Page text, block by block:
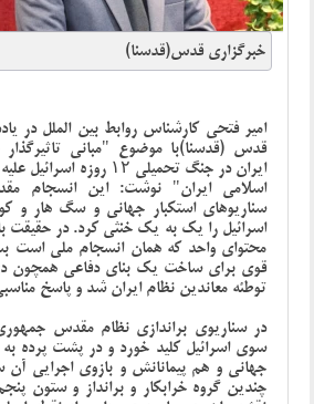
خبرگزاری قدس(قدسنا)
امیر فتحی کارشناس روابط بین الملل در
قدس (قدسنا)با موضوع "مبانی
ایران در جنگ تحمیلی ۱۲
اسلامی ایران" نوشت: این انسجام
سناریوهای استکبار جهانی و سگ هار و
اسرائیل را یک به یک خنثی کرد. در حقیقت
محتوای واحد که همان انسجام ملی است
قوی برای ساخت یک بنای دفاعی همچون
توطئه معاندین نظام ایران شد و پاسخ
در سناریوی براندازی نظام مقدس
سوی اسرائیل کلید خورد و در پشت پرده به
جهانی و هم پیمانانش و بازوی اجرایی آن
چندین گروه خرابکار و برانداز و ستون‌